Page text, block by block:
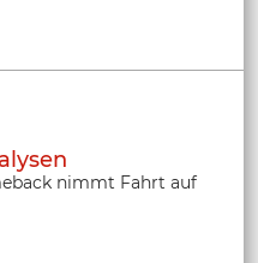
nimmt Fahrt auf